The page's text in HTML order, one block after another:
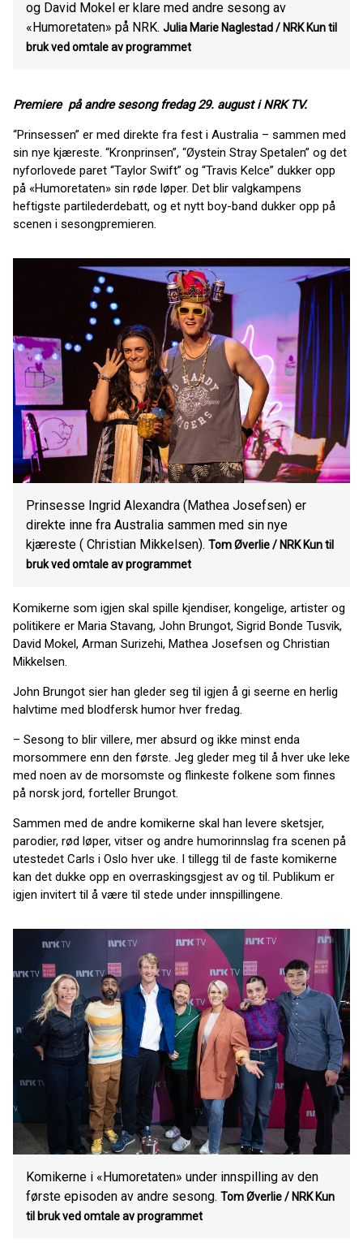
og David Mokel er klare med andre sesong av
«Humoretaten» på NRK. Julia Marie Naglestad / NRK Kun til
bruk ved omtale av programmet
Premiere på andre sesong fredag 29. august i NRK TV.
“Prinsessen” er med direkte fra fest i Australia – sammen med
sin nye kjæreste. “Kronprinsen”, “Øystein Stray Spetalen” og det
nyforlovede paret “Taylor Swift” og “Travis Kelce” dukker opp
på «Humoretaten» sin røde løper. Det blir valgkampens
heftigste partilederdebatt, og et nytt boy-band dukker opp på
scenen i sesongpremieren.
Prinsesse Ingrid Alexandra (Mathea Josefsen) er
direkte inne fra Australia sammen med sin nye
kjæreste ( Christian Mikkelsen). Tom Øverlie / NRK Kun til
bruk ved omtale av programmet
Komikerne som igjen skal spille kjendiser, kongelige, artister og
politikere er Maria Stavang, John Brungot, Sigrid Bonde Tusvik,
David Mokel, Arman Surizehi, Mathea Josefsen og Christian
Mikkelsen.
John Brungot sier han gleder seg til igjen å gi seerne en herlig
halvtime med blodfersk humor hver fredag.
– Sesong to blir villere, mer absurd og ikke minst enda
morsommere enn den første. Jeg gleder meg til å hver uke leke
med noen av de morsomste og flinkeste folkene som finnes
på norsk jord, forteller Brungot.
Sammen med de andre komikerne skal han levere sketsjer,
parodier, rød løper, vitser og andre humorinnslag fra scenen på
utestedet Carls i Oslo hver uke. I tillegg til de faste komikerne
kan det dukke opp en overraskingsgjest av og til. Publikum er
igjen invitert til å være til stede under innspillingene.
Komikerne i «Humoretaten» under innspilling av den
første episoden av andre sesong. Tom Øverlie / NRK Kun
til bruk ved omtale av programmet